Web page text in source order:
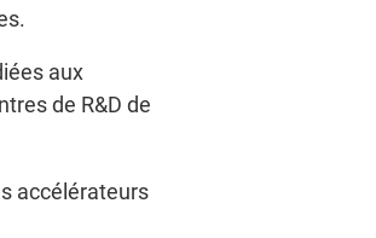
aux
de R&D de
accélérateurs